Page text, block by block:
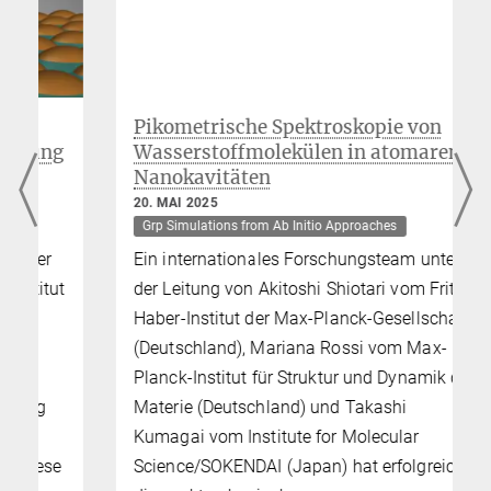
Pikometrische Spektroskopie von
Wasserstoffmolekülen in atomaren
Nanokavitäten
20. MAI 2025
Grp Simulations from Ab Initio Approaches
Ein internationales Forschungsteam unter
der Leitung von Akitoshi Shiotari vom Fritz-
Haber-Institut der Max-Planck-Gesellschaft
(Deutschland), Mariana Rossi vom Max-
Planck-Institut für Struktur und Dynamik der
Materie (Deutschland) und Takashi
Kumagai vom Institute for Molecular
Science/SOKENDAI (Japan) hat erfolgreich